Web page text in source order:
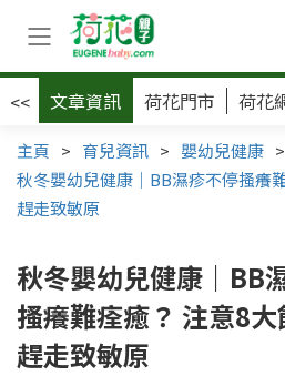
<< 文章資訊 荷花門市 荷花
主頁 > 育兒資訊 > 嬰幼兒健康 >
秋冬嬰幼兒健康｜BB濕疹不停搔癢
趕走致敏原
秋冬嬰幼兒健康｜BB
搔癢難痊癒？ 注意8
趕走致敏原